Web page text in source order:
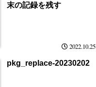
末の記録を残す
2022.10.25
pkg_replace-20230202